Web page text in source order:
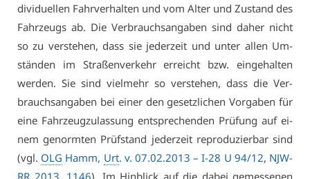
di­vi­du­el­len Fahr­ver­hal­ten und vom Al­ter und Zu­stand des
Fahr­zeugs ab. Die Ver­brauchs­an­ga­ben sind da­her nicht
so zu ver­ste­hen, dass sie je­der­zeit und un­ter al­len Um­
stän­den im Stra­ßen­ver­kehr er­reicht bzw. ein­ge­hal­ten
wer­den. Sie sind viel­mehr so ver­ste­hen, dass die Ver­
brauchs­an­ga­ben bei ei­ner den ge­setz­li­chen Vor­ga­ben für
ei­ne Fahr­zeug­zu­las­sung ent­spre­chen­den Prü­fung auf ei­
nem ge­norm­ten Prüf­stand je­der­zeit re­pro­du­zier­bar sind
(vgl. OLG Hamm, Urt. v. 07.02.2013 –I-28 U 94/12, NJW-